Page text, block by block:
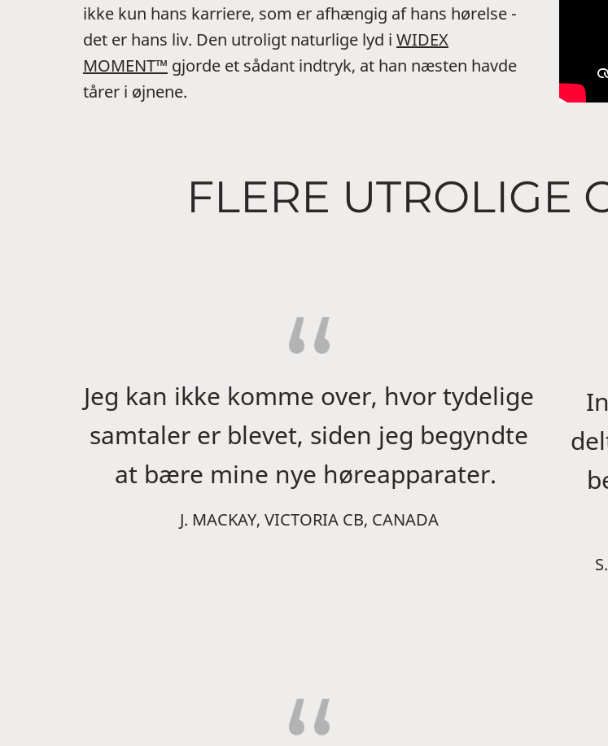
ikke kun hans karriere, som er afhængig af hans hørelse -
det er hans liv. Den utroligt naturlige lyd i WIDEX
MOMENT™ gjorde et sådant indtryk, at han næsten havde
tårer i øjnene.
FLERE UTROLIGE
Jeg kan ikke komme over, hvor tydelige
samtaler er blevet, siden jeg begyndte
at bære mine nye høreapparater.
J. MACKAY, VICTORIA CB, CANADA